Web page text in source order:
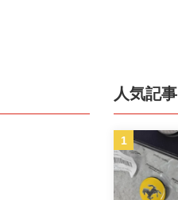
人気記事